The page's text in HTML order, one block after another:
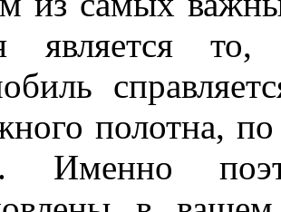
является то,
полотна,
Именно